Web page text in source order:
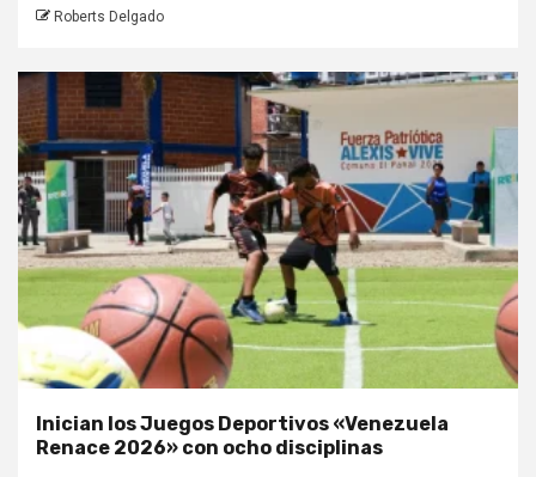
Roberts Delgado
Inician los Juegos Deportivos «Venezuela
Renace 2026» con ocho disciplinas